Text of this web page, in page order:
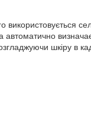
використовується
визначає
шкіру в